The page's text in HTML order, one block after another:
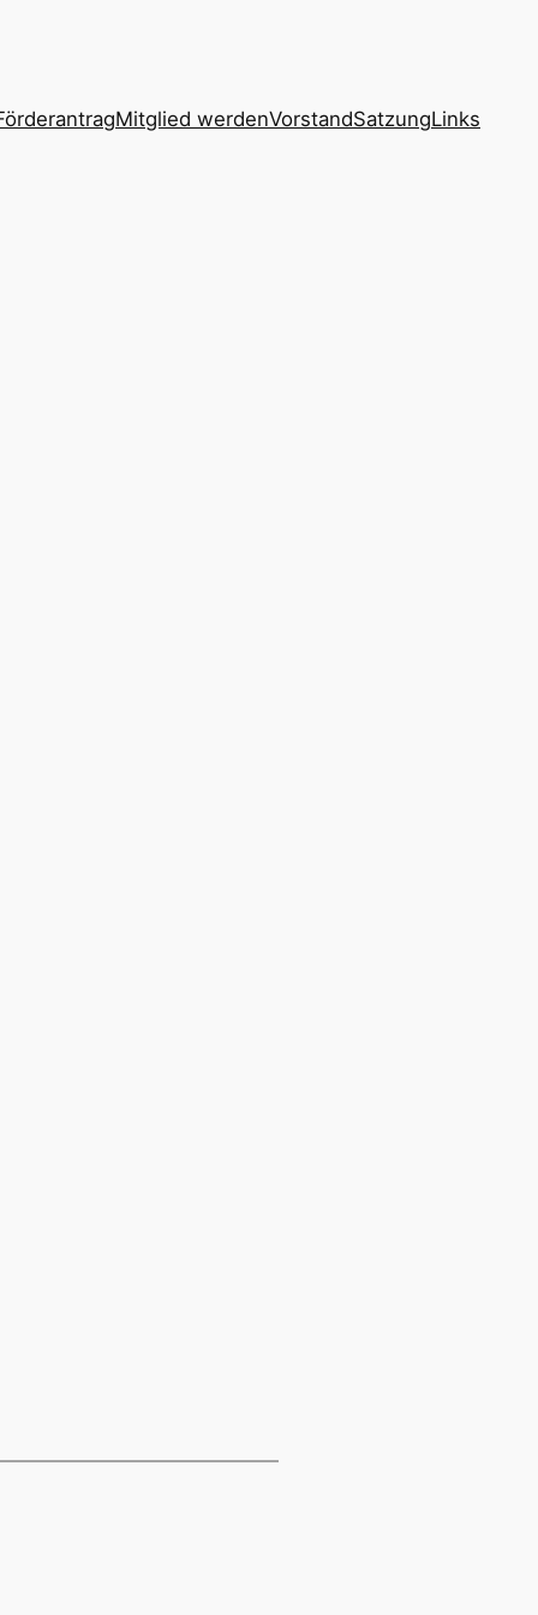
Mitglied werdenVorstandSatzungLinks